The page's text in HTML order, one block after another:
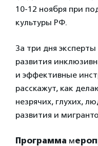
10-12 ноября при
культуры РФ.
За три дня
развития
и эффективные
расскажут, как
незрячих, глухих,
развития и
Программа м